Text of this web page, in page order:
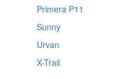
Primera P11
Sunny
Urvan
X-Trail